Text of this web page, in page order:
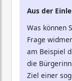
Aus der
Was können
Frage
am Beispiel
die
Ziel einer